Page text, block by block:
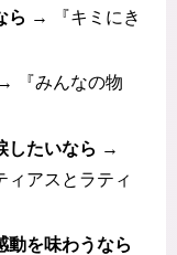
ら → 『キミにき
→ 『みんなの物
したいなら →
ィアスとラティ
動を味わうなら